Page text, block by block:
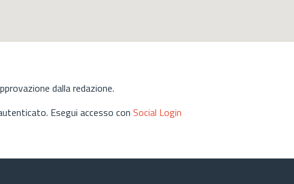
dalla redazione.
Esegui accesso con Social Login